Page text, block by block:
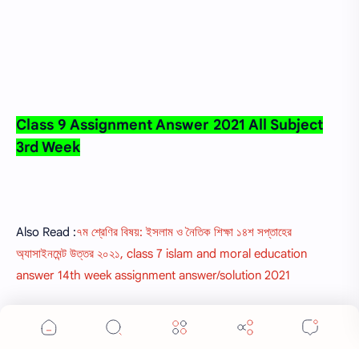
Class 9 Assignment Answer 2021 All Subject
3rd Week
Also Read :৭ম শ্রেণির বিষয়: ইসলাম ও নৈতিক শিক্ষা ১৪শ সপ্তাহের
অ্যাসাইনমেন্ট উত্তর ২০২১, class 7 islam and moral education
answer 14th week assignment answer/solution 2021
গণিত এ্যাসাইনমেন্ট উত্তর ৩য় সপ্তাহের ২০২১
Cookie Consent
remember your preferences, and optimize your
experience.